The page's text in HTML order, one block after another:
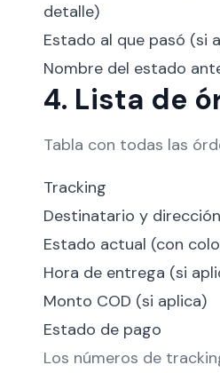
detalle)
Estado al que pasó (si
Nombre del estado
4. Lista de
Tabla con todas las
Tracking
Destinatario y dirección
Estado actual (con
Hora de entrega (si
Monto COD (si aplica)
Estado de pago
Los números de